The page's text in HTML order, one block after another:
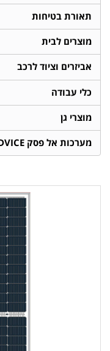
תאורת בטיחות
מוצרים לבית
אביזרים וציוד לרכב
כלי עבודה
מוצרי גן
מערכות אל פסק ADVICE